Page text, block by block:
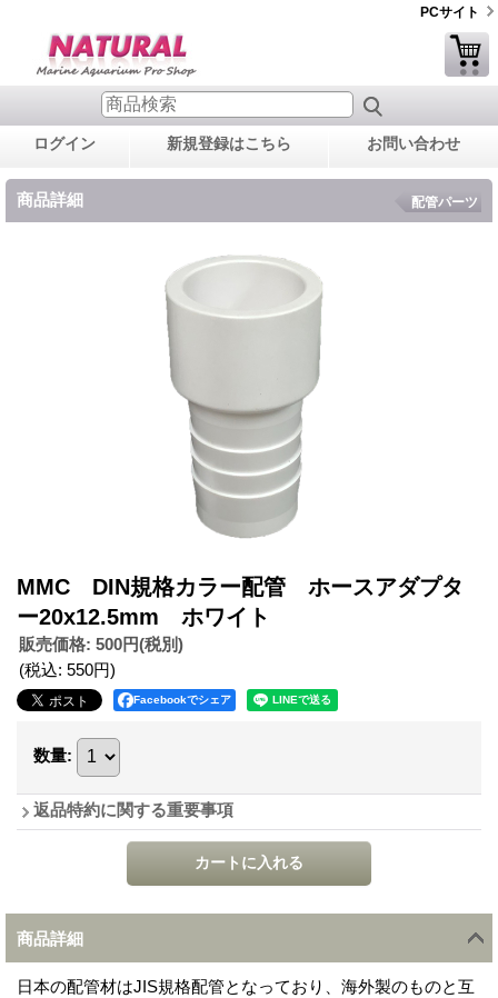
PCサイト
ログイン 新規登録はこちら お問い合わせ
商品詳細 配管パーツ
MMC DIN規格カラー配管 ホースアダプタ
ー20x12.5mm ホワイト
販売価格: 500円(税別)
(税込: 550円)
Facebookでシェア
数量:
返品特約に関する重要事項
商品詳細
日本の配管材はJIS規格配管となっており、海外製のものと互